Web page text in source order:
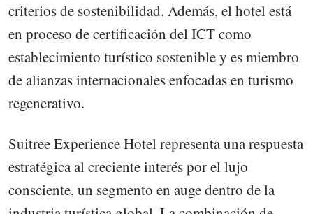
criterios de sostenibilidad. Además, el hotel está
en proceso de certificación del ICT como
establecimiento turístico sostenible y es miembro
de alianzas internacionales enfocadas en turismo
regenerativo.
Suitree Experience Hotel representa una respuesta
estratégica al creciente interés por el lujo
consciente, un segmento en auge dentro de la